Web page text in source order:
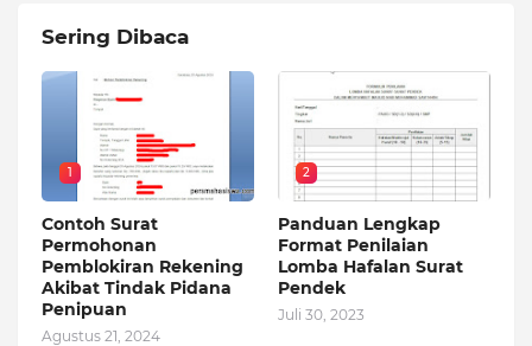
Sering Dibaca
1
Contoh Surat
Permohonan
Pemblokiran Rekening
Akibat Tindak Pidana
Penipuan
Agustus 21, 2024
2
Panduan Lengkap
Format Penilaian
Lomba Hafalan Surat
Pendek
Juli 30, 2023